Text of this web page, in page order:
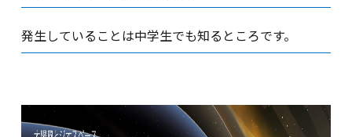
発生していることは中学生でも知るところです。